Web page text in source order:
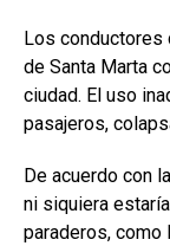
Los
de Santa Marta
ciudad. El uso
pasajeros,
De acuerdo con
ni siquiera
paraderos,